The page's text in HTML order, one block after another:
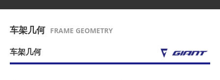
车架几何 FRAME GEOMETRY
车架几何